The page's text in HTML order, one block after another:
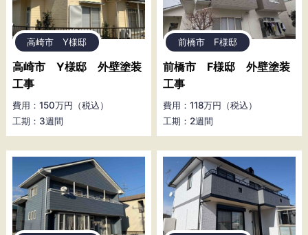
高崎市 Y様邸
高崎市 Y様邸 外壁塗装
工事
費用：150万円（税込）
工期：3週間
前橋市 F様邸
前橋市 F様邸 外壁塗装
工事
費用：118万円（税込）
工期：2週間